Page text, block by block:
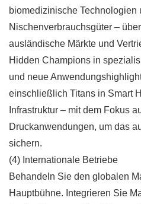
biomedizinische Technologien
Nischenverbrauchsgüter –
ausländische Märkte und
Hidden Champions in
und neue
einschließlich Titans in Smart
Infrastruktur – mit dem Fokus
Druckanwendungen, um das
sichern.
(4) Internationale Betriebe
Behandeln Sie den globalen
Hauptbühne. Integrieren Sie